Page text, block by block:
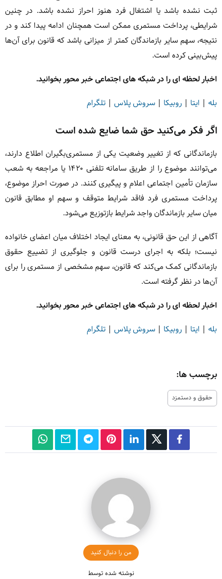
ثبت نشده باشد یا اشتغال فرد هنوز احراز نشده باشد. در چنین
شرایطی، پرداخت مستمری ممکن است همچنان ادامه پیدا کند و در
نتیجه، سهم سایر بازماندگان کمتر از میزانی باشد که قانون برای آن‌ها
پیش‌بینی کرده است.
اخبار لحظه ای را در شبکه های اجتماعی خبر محور بخوانید.
بله | ایتا | روبیکا | سروش پلاس | تلگرام
اگر فکر می‌کنید حق شما ضایع شده است
بازماندگانی که از تغییر وضعیت یکی از مستمری‌بگیران اطلاع دارند،
می‌توانند موضوع را از طریق سامانه تلفنی ۱۴۲۰ یا مراجعه به شعب
سازمان تأمین اجتماعی اعلام و پیگیری کنند. در صورت احراز موضوع،
پرداخت مستمری فرد فاقد شرایط متوقف و سهم او مطابق قانون
میان سایر بازماندگان واجد شرایط بازتوزیع می‌شود.
آگاهی از این حق قانونی، به معنای ایجاد اختلاف میان اعضای خانواده
نیست؛ بلکه به اجرای درست قانون و جلوگیری از تضییع حقوق
بازماندگانی کمک می‌کند که قانون، سهم مشخصی از مستمری را برای
آن‌ها در نظر گرفته است.
اخبار لحظه ای را در شبکه های اجتماعی خبر محور بخوانید.
بله | ایتا | روبیکا | سروش پلاس | تلگرام
برچسب ها:
حقوق و دستمزد
من را دنبال کنید
نوشته شده توسط